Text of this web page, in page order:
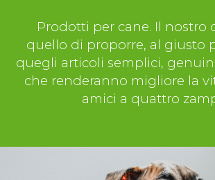
Prodotti per cane. Il nostro
quello di proporre, al giusto
quegli articoli semplici,
che renderanno migliore la
amici a quattro